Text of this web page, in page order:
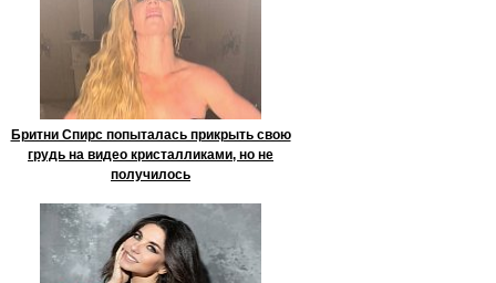
Бритни Спирс попыталась прикрыть свою
грудь на видео кристалликами, но не
получилось